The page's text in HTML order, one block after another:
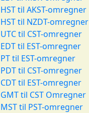
HST til AKST-omregner
HST til NZDT-omregner
UTC til CST-omregner
EDT til EST-omregner
PT til EST-omregner
PDT til CST-omregner
CDT til EST-omregner
GMT til CST Omregner
MST til PST-omregner